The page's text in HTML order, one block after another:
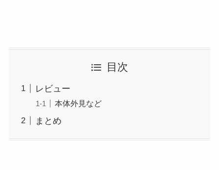
目次
レビュー
本体外見など
まとめ